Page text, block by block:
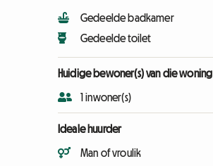
Gedeelde badkamer
Gedeelde toilet
Huidige bewoner(s) van die woning
1 inwoner(s)
Ideale huurder
Man of vroulik